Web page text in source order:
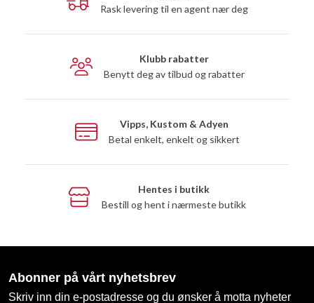
Rask levering til en agent nær deg
Klubb rabatter
Benytt deg av tilbud og rabatter
Vipps, Kustom & Adyen
Betal enkelt, enkelt og sikkert
Hentes i butikk
Bestill og hent i nærmeste butikk
Abonner på vårt nyhetsbrev
Skriv inn din e-postadresse og du ønsker å motta nyheter